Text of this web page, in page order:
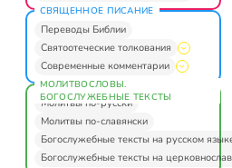
СВЯЩЕННОЕ ПИСАНИЕ
Переводы Библии
Святоотеческие толкования
Современные комментарии
МОЛИТВОСЛОВЫ.
БОГОСЛУЖЕБНЫЕ ТЕКСТЫ
Молитвы по-русски
Молитвы по-славянски
Богослужебные тексты на русском
Богослужебные тексты на